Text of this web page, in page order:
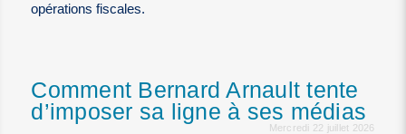
opérations fiscales.
Comment Bernard Arnault tente
d’imposer sa ligne à ses médias
Mercredi 22 juillet 2026